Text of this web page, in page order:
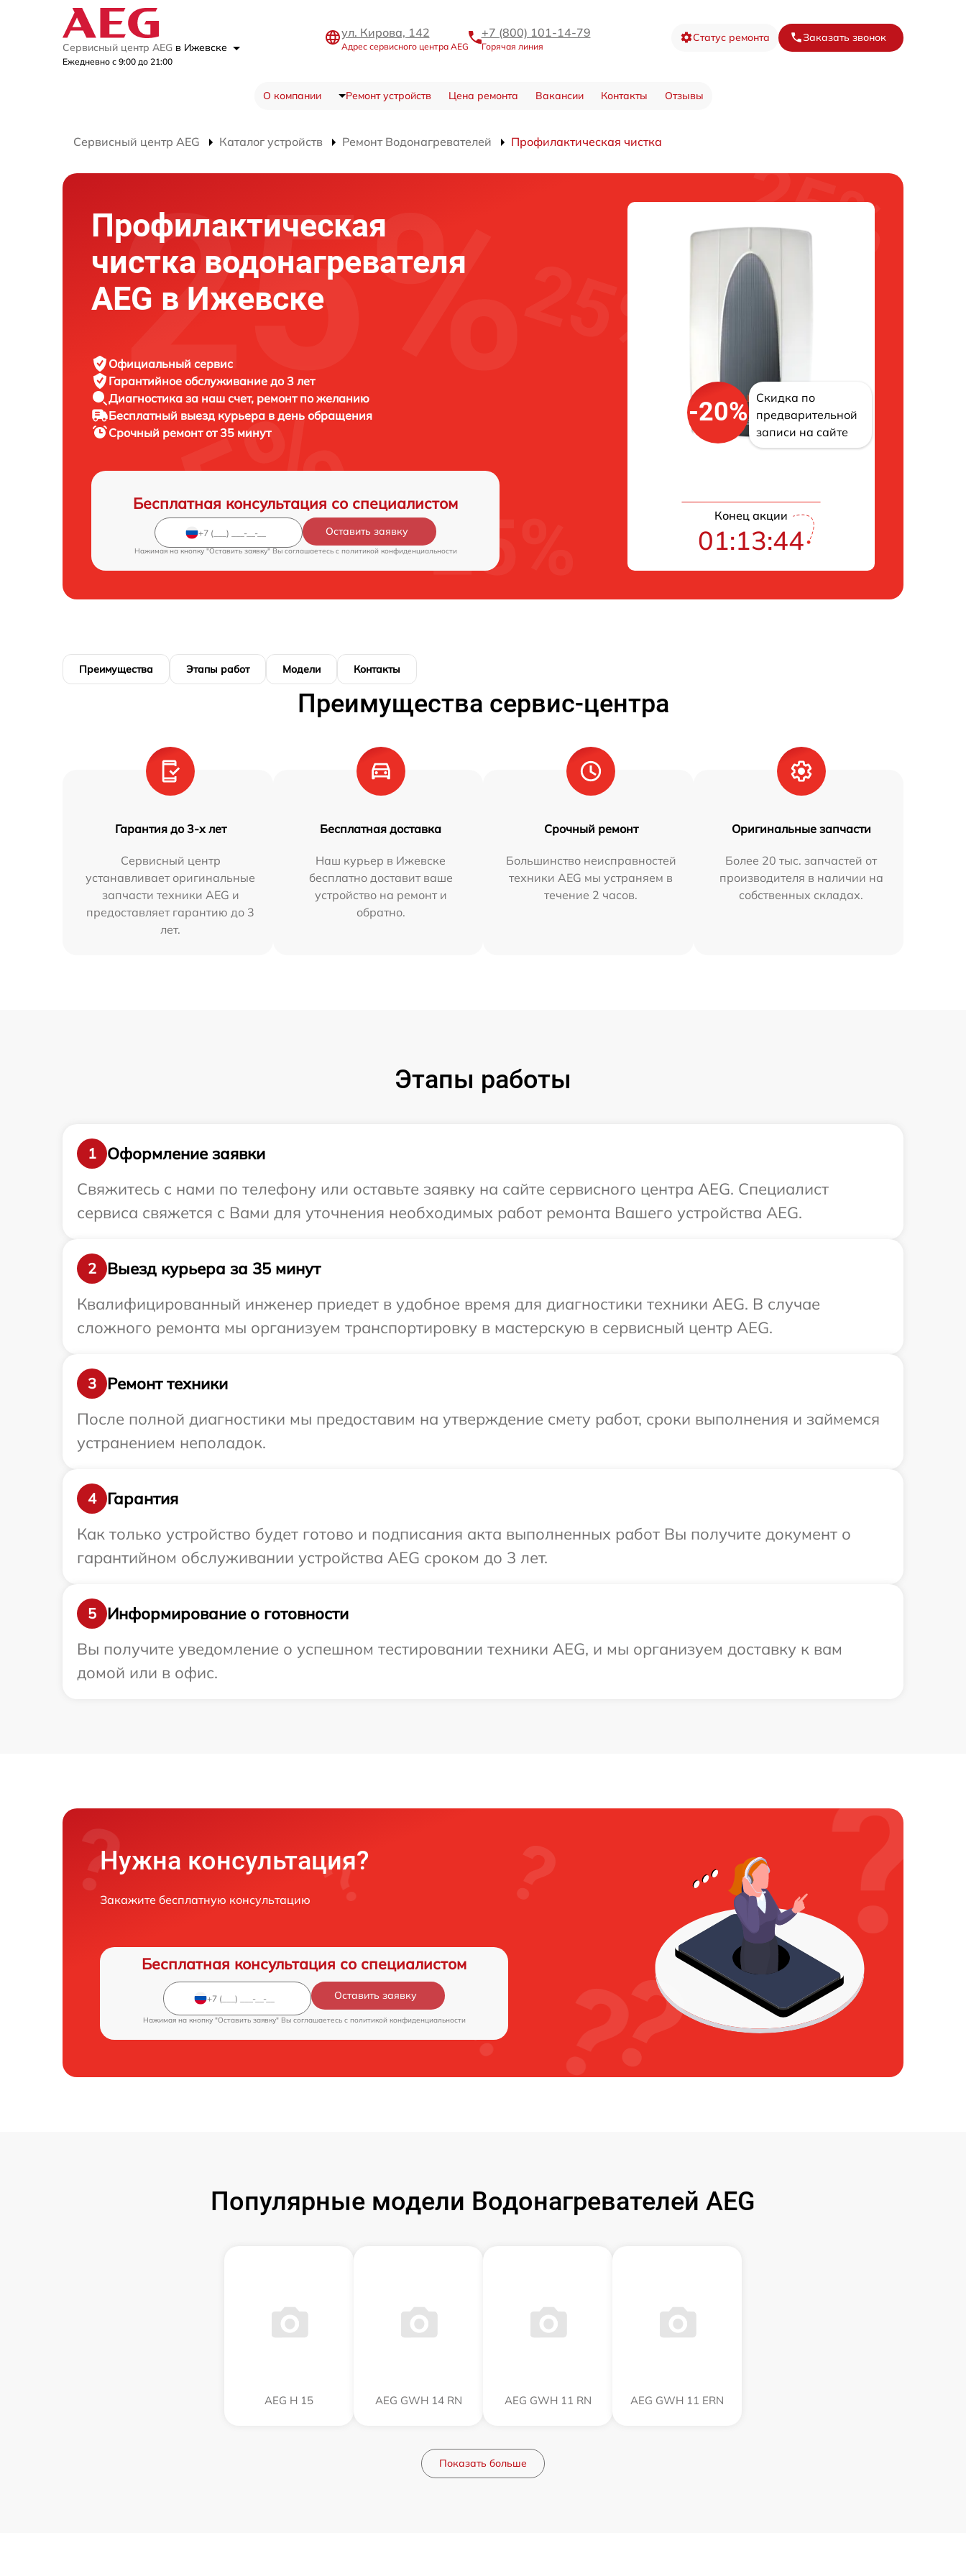
Сервисный центр AEG в Ижевске
Ежедневно с 9:00 до 21:00
ул. Кирова, 142
Адрес сервисного центра AEG
+7 (800) 101-14-79
Горячая линия
Статус ремонта Заказать звонок
О компании Ремонт устройств Цена ремонта Вакансии Контакты Отзывы
Сервисный центр AEG Каталог устройств Ремонт Водонагревателей Профилактическая чистка
Профилактическая
чистка водонагревателя
AEG в Ижевске
Официальный сервис
Гарантийное обслуживание до 3 лет
Диагностика за наш счет, ремонт по желанию
Бесплатный выезд курьера в день обращения
Срочный ремонтот 35 минут
Бесплатная консультация со специалистом
Оставить заявку
Нажимая на кнопку "Оставить заявку" Вы соглашаетесь c политикой конфиденциальности
-20%
Скидка по
предварительной
записи на сайте
Конец акции
01:13:43
Преимущества Этапы работ Модели Контакты
Преимущества сервис-центра
Гарантия до 3-х лет
Сервисный центр
устанавливает оригинальные
запчасти техники AEG и
предоставляет гарантию до 3
лет.
Бесплатная доставка
Наш курьер в Ижевске
бесплатно доставит ваше
устройство на ремонт и
обратно.
Срочный ремонт
Большинство неисправностей
техники AEG мы устраняем в
течение 2 часов.
Оригинальные запчасти
Более 20 тыс. запчастей от
производителя в наличии на
собственных складах.
Этапы работы
1
Оформление заявки
Свяжитесь с нами по телефону или оставьте заявку на сайте сервисного центра AEG. Специалист
сервиса свяжется с Вами для уточнения необходимых работ ремонта Вашего устройства AEG.
2
Выезд курьера за 35 минут
Квалифицированный инженер приедет в удобное время для диагностики техники AEG. В случае
сложного ремонта мы организуем транспортировку в мастерскую в сервисный центр AEG.
3
Ремонт техники
После полной диагностики мы предоставим на утверждение смету работ, сроки выполнения и займемся
устранением неполадок.
4
Гарантия
Как только устройство будет готово и подписания акта выполненных работ Вы получите документ о
гарантийном обслуживании устройства AEG сроком до 3 лет.
5
Информирование о готовности
Вы получите уведомление о успешном тестировании техники AEG, и мы организуем доставку к вам
домой или в офис.
Нужна консультация?
Закажите бесплатную консультацию
Бесплатная консультация со специалистом
Оставить заявку
Нажимая на кнопку "Оставить заявку" Вы соглашаетесь c политикой конфиденциальности
Популярные модели Водонагревателей AEG
AEG H 15 AEG GWH 14 RN AEG GWH 11 RN AEG GWH 11 ERN
Показать больше